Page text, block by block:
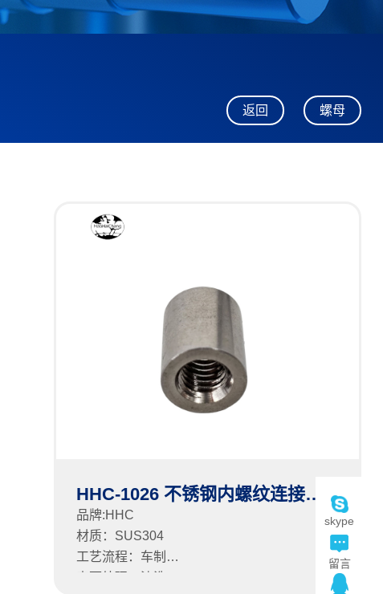
skype
留言
返回 螺母
HHC-1026 不锈钢内螺纹连接套筒
品牌:HHC
材质：SUS304
工艺流程：车制